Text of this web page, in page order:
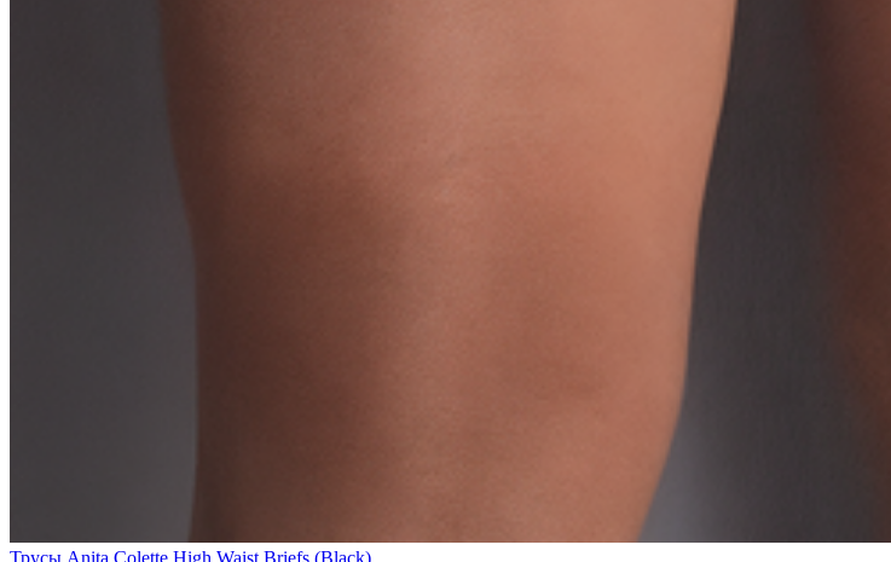
Трусы Anita Colette High Waist Briefs (Black)